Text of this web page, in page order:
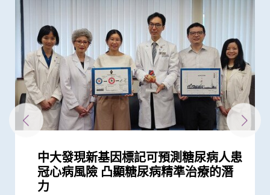
中大發現新基因標記可預測糖尿病人患
冠心病風險 凸顯糖尿病精準治療的潛
力
中大發現年輕糖尿病前期患者患糖尿病
的終生風險高達90% 心血管疾病風險增
近70%
中大研究顯示糖尿病死亡率及併發症發
生率正下降 唯年輕糖尿病患者情況未
見改善
「賽馬會年輕糖尿支援計劃」為逾900
糖尿病年青患者提供連續血糖監測儀
數據顯示有效管控血糖 大幅降低嚴...
與牛津大學十年研究合作 中大開發首
個華人糖尿預後預測模型
研究
中大研究發現2型糖尿病對香港生產力
及經濟造成重大損失 年輕群組影響尤
為嚴重
中大證NT-proBNP有助預測2型糖尿病
患者併發心血管病及腎病風險
研究
中大醫學院領導國際研究顯示 成人1 型
糖尿病的新症發病率較傳統預期高
研究
患有多囊卵巢綜合症華人女性的糖尿病
風險是非患病人士的4倍
研究
中大建議所有孕婦作口服葡萄糖耐量測
試 全港兩成孕婦患妊娠糖尿 研究發現
其子女糖尿病風險為同齡兒童3倍
中文大學與上海交通大學成功發現預測
中國人糖尿病的基因標記
研究
中大醫學院長達近20年追蹤研究 揭示
妊娠糖尿及懷孕期血糖上升對孕婦及子
女的長期健康風險
中大醫學院跨國合作研究成功開發針對
華人群體的「1型糖尿病基因風險評
分」工具 大幅提升糖尿病分類診斷準...
中大利用大數據成功開發機器學習模型
精準預測老年糖尿病患者未來一年罹患
嚴重低血糖的風險
中大領導之國際研究發現2型糖尿病患
者併發腎病及心血管疾病的代謝生物標
誌物
中大研究顯示現實中僅少數2型糖尿病
患者能成功透過早期減重控制血糖以至
停藥
中大領導的跨國研究發現可準確預測糖
尿病病人患上心血管疾病之生物標誌物
勢將改寫臨床指引
中大醫學院一期臨床研究中心成立十周
年 完成逾150項早期臨床試驗項目 助癌
症及糖尿病患者確立新治療藥物
新計劃啟動 支援年輕糖尿病患者
健康推廣計劃
中大調查發現半數香港孕婦懷孕初期鈉
攝取超標
研究
中大研究顯示持續服用RASi類藥物可以
降低 2型糖尿病晚期腎病患者出現心腎
併發症的風險
中大全球首證血糖波動不穩的肥胖型糖
尿病患者有較高患癌風險 並證實接受
一類常用降血壓藥物的糖尿病患者患...
中大研究顯示DNA端粒長度可用於預測
糖尿病患者腎功能衰退
研究
中大醫學院馬青雲教授獲亞洲糖尿病研
究協會表揚研究成就及貢獻
獎項及榮譽
中大研究發現「DNA端粒長度縮短」為
有效生物標記 能識別有較高心血管疾
病風險的糖尿病人
中大醫學院與阿斯利康首度合作糖尿病
腎病研究 制訂全球應對糖尿病腎病新
策略
中大醫學院兩名傑出學者 獲裘槎基金
會頒發「裘槎優秀醫學科研者獎2020」
獎項及榮譽
中大研究警示懷孕婦女注意體重增幅
研究
中大研究發現每5名糖尿病患者中 1人
因脂肪肝引致嚴重肝纖維化或肝硬化
研究
中大研究指朋儕關顧 可減少受情緒困
擾之糖尿患者住院百分比
研究
中大發現糖尿患者患抑鬱症風險為一般
人的兩倍 倡以一分鐘問卷及早評估糖
尿患者的精神健康狀況
中大研究新模式完善中國糖尿病護理系
統
研究
中大研究顯示年輕及體重正常人士亦具
罹患糖尿病風險 籲把握「黃金五年」
確診期減併發症機會
中大成立嶄新 ITECH醫療科技評估平台
推動健康經濟分析及價值醫療
研究
中大教授陳重娥獲頒「清野裕傑出領袖
獎」 成為本港首名學者榮膺亞洲糖尿
病教研最高榮譽
中大開展為期四年DNA檢測計劃篩查
9,000名成年人士 以識別罹患早發性糖
尿病的高風險群組
中大醫學院揭示可發酵碳水化合物飲食
介入治療 可加強二甲雙胍 metformin
預防2型糖尿病療效
中大銀屑病關節炎研究重要突破 成功
修復受損關節骨頭 亦可保護關節結構
預防變形惡化
中大發現調整生活方式的介入治療方案
可減輕近七成愛滋病病毒感染者的代謝
性脂肪肝病情
中大利用腸道微生物辨別慢性腸道疾病
研究
中大威院成功以單一導管同時修補二尖
瓣及三尖瓣 治療嚴重心瓣倒流新突破
研究
中大研究顯示類風濕關節炎患者日服5
毫克皮質類固醇 出現心血管疾病的風
險增一倍
中大醫學院建立國際認可生物樣本庫
推動香港成為大灣區新醫藥科研中心
里程碑
中大證實「醫健通」健康管理功能有助
糖尿病自我管理
研究
新冠疫苗復必泰及科興引發之「T細胞
反應」可有效預防不同新冠病毒變異株
引起的嚴重疾病
中大研究證實新冠口服藥有效降低院舍
長者五成入院風險及防止病情惡化
研究
中大成功研發新演算法預測糖尿病腎臟
病變 簡單抽血即可助醫生及早發現2型
糖尿病患者的腎臟問題
中大新技術有效評估愛滋病病毒感染者
的心臟病風險
研究
港大及中大醫學院聯合研究發現已接種
疫苗人士 在感染新型冠狀病毒變異株
Omicron後能對不同的新冠病毒變異...
中大研究顯示空氣污染地區居住者 可
安全地透過定期運動預防罹患糖尿病
研究
四成港人腸道微生態失衡情況與新冠患
者類似 中大研發「微生態免疫力配
方」證有效促進新冠患者康復 有望提...
中大醫學院聯同全球糖尿病知名專家合
作四年 為《刺針》制定糖尿病多元綜
合策略
中大成功破解免疫細胞變異機理 為腎
病治療燃點新希望
研究
中大研究顯示新冠肺炎患者常見有肝臟
受損問題 建議監測患者肝功能 及早發
現病情惡化
中大發現糖尿病或為感染新冠肺炎高危
因素 研究有助了解病毒致病潛在機制
研究
多元化預防衰老活動有助減低衰老狀況
逾8成「前期衰老」長者逆轉為「非衰
老」
中大為5,000港人免費驗腦 開展人口
基礎研究追蹤本港腦健康狀況
研究
中大發現嚴重睡眠窒息症未經治療患者
手術後較易出現心血管問題 籲手術前
進行睡眠窒息症評估以減風險
中大醫學院陳重娥教授獲頒國際獎項以
表揚在糖尿病研究及治理的卓越貢獻
獎項及榮譽
中大成立「張金菱治療柏金遜綜合症研
究中心」 跨學科研嶄新方法 減慢柏金
遜病程
中大全球首個「快速眼動睡眠行為障
礙」家庭研究 揭柏金遜病家族遺傳傾
向高達6倍 追蹤初期症狀如便秘 可提...
中大研究證實低劑量三環抗抑鬱藥有助
改善難治性胃功能失調
研究
中大研究證實銀屑病關節炎患者炎症綜
合指數持續達標 能降低罹患心血管疾
病風險
中大研究揭示全球大腸癌發病率有年輕
化趨勢
研究
中大為本港老化人口制訂標準化認知測
試 及早辨識認知障礙症患者
臨床服務
中大研究發現非酒精性脂肪肝誘發肝癌
的關鍵致癌基因
研究
中大研究揭乙肝康復者仍存罹患肝癌風
險
研究
中大公布世界首個全球「炎症性腸病」
於本世紀發病率及流行率系統性回顧研
究 發現本港發病率於過去30年急升...
中大開展全球首個以「視網膜影像」篩
查華人阿茲海默症研究
研究
中大研究發現心房顫動引致中風個案15
年間上升3倍 宜及早服用抗凝血藥預防
中風
中大研究證實家居診治睡眠窒息症成效
滿意 可處理半數公立醫院成人個案 大
幅縮減八成輪候時間
中大公布全球首個幽門螺旋菌流行病學
大型分析 揭全球44億人感染 亞洲包括
香港逾半人口為帶菌者
中大夥澳洲專家研究東半球炎症性腸病
獲近年最大研究資助金額 勢揭腸道微
生物群之謎
中大研究揭示脂肪肝問題不是肥胖人士
獨有
研究
中大教授成為全球首位華人獲頒「世界
中風組織主席中風貢獻獎」 全球首創
「脈磁激法」助中風患者復修腦部功...
中大成立周佩芳認知障礙預防研究中心
設立一站式簡易網站提供認知障礙症資
訊
中大全球首項研究確認新大腸癌高風險
群組
研究
中大成立全球首個華人「早發性認知障
礙症」研究登記冊
研究
中大港大率先應用3D打印技術於複雜
心臟手術
研究
中大與全球30多國專家合作研究 發現
小中風新藥物療法
研究
中大與多國中風專家領導一項全球研究
發現及早評估與治療「小中風」可降低
七成中風風險
中大就七種常見呼吸道病毒進行全港首
個流行病學分析 發現「呼吸道合胞病
毒」及「甲型流感」為兩大致命病毒
中大公布亞洲首項針對肥胖「睡眠窒息
症」患者生活模式研究 證實個人化輔
導療程有效減輕病情
中大篩查發現每三名社區長者就有一人
患腦小血管病 藉世界中風日呼籲及早
預防
中大研究「腸道微生物移植」治療難辨
梭菌感染 治癒率為傳統抗生素治療的3
倍
中大率先引入「高頻信號檢測」技術以
確定腦部手術範圍 有效提升複雜性腦
癇症手術成效約三成
中大醫學院許樹昌教授於《刺針》發表
評論新沙士文章 強調醫院感染控制措
施對控制疫情極為重要
中大倡議新藥物治療標準逆轉腦血管硬
化
研究
中大最新研究揭示本港每年逾十萬非酒
精性脂肪肝新症
研究
中大與養和醫院攜手研究 發現抑鬱症
患者出現睡眠行為障礙或是腦退化先兆
研究
中大提倡結合房顫篩查及藥物教育 助
長者減低中風風險
臨床服務
社區衰老狀況篩查 發現65歲或以上的
社區人口中 過半已踏入前期衰老
研究
頭頸放射治療增中風風險 中大證實
「頸動脈支架成型術」成效顯著
研究
中大研究發現囊性纖維化與糖尿病關連
的原因
研究
中大研究指六成糖尿病患者睡眠質素欠
佳 中醫耳穴療法有助改善睡眠質素及
控制血糖
中大與理大攜手在威院推行24小時遠程
中風溶栓治療服務
臨床服務
中大公布香港慢性腎病透析患者就業研
究並提倡中末期患者接受透析前的早期
教育計劃
中大公布小中風的最新藥物治療方法
研究
香港和澳門的炎症性腸病新增個案高踞
亞太區首三位 中大成立資料庫助市民
增加認知
中大制訂肝癌風險評估指數 準確預測
乙肝病人的肝癌風險
研究
中大率先採用三維心臟超聲波以識别高
風險二尖瓣脱垂患者
研究
中大建議以舒緩性手法護理末期腦退化
症患者的吞嚥困難
研究
中大率先利用嶄新生物阻抗多頻譜技術
及早檢測末期腎衰竭病人患心血管疾病
的風險
中大成功研發全自動化視網膜圖像分析
系統 有助糖尿病患者預防中風
研究
中大研究發現攝取過量鹽份會導致高血
壓及增加中風機會
研究
中大展開全港睡眠健康教育及改善計劃
建立健康睡眠及健康校園生活
健康推廣計劃
中大及港大研究團隊攜手成功發現腦癇
新基因標記
研究
中大率亞洲腎科專家倡議慢性腎病早期
診斷計劃
研究
中大證實為頸血管狹窄進行支架成型治
療及 為心臟衰竭患者植入心臟肌肉收
縮調節器成效顯著
中大三名學者獲頒本年度裘槎基金會優
秀科研者獎
獎項及榮譽
中大公佈本港嚴重人類豬型流感的最新
情況
研究